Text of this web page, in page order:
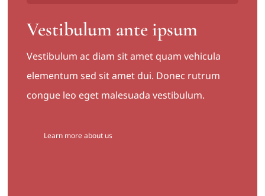
Vestibulum ante ipsum
Vestibulum ac diam sit amet quam vehicula
elementum sed sit amet dui. Donec rutrum
congue leo eget malesuada vestibulum.
Learn more about us